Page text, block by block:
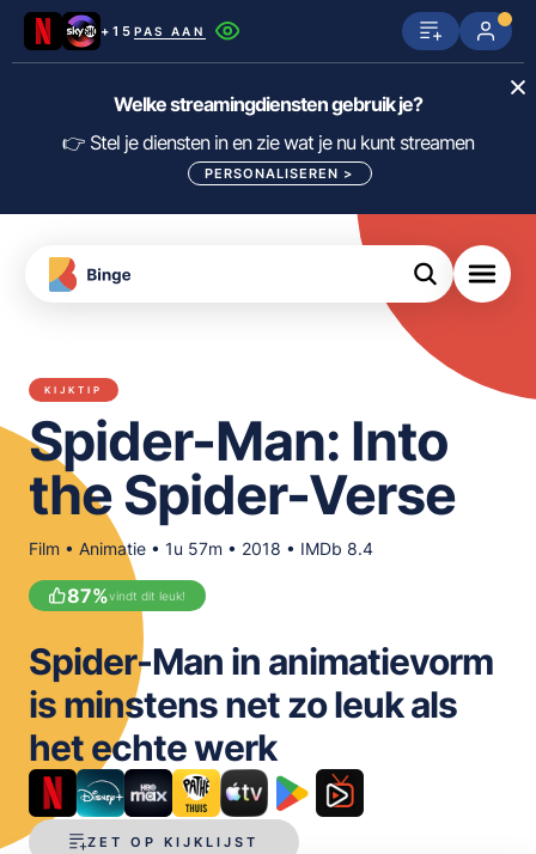
+15 PAS AAN
Netflix SkyShowtime Prime Video
Disney+ Videoland HBO Max
Viaplay Apple TV
KIJK
meJane
FILTER FILMS EN SERIES OP MIJN
DIENSTEN
ALLES/NIETS SELECTEREN
Welke streamingdiensten gebruik je?
👉 Stel je diensten in en zie wat je nu kunt streamen
PERSONALISEREN >
Download
de
Binge
App
KIJKTIP
Spider-Man: Into
the Spider-Verse
Film • Animatie • 1u 57m • 2018 • IMDb 8.4
87%vindt dit leuk!
ZET OP KIJKLIJST
Spider-Man in animatievorm
is minstens net zo leuk als
het echte werk